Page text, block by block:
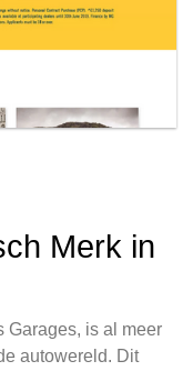
Merk in
Garages, is al meer
autowereld. Dit